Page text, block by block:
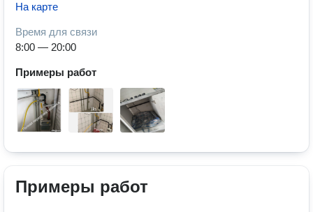
На карте
Время для связи
8:00 — 20:00
Примеры работ
Примеры работ